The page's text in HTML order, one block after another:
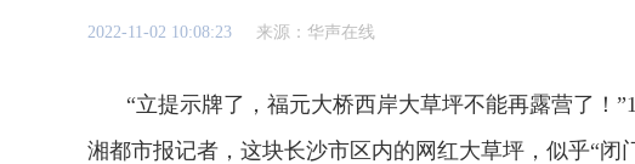
2022-11-02 10:08:23 来源：华声在线
“立提示牌了，福元大桥西岸大草坪不能再露营了！
湘都市报记者，这块长沙市区内的网红大草坪，似乎“闭